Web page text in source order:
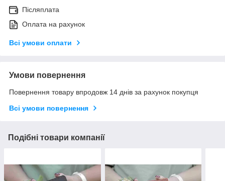
Післяплата
Оплата на рахунок
Всі умови оплати
Умови повернення
Повернення товару впродовж 14 днів за рахунок покупця
Всі умови повернення
Подібні товари компанії